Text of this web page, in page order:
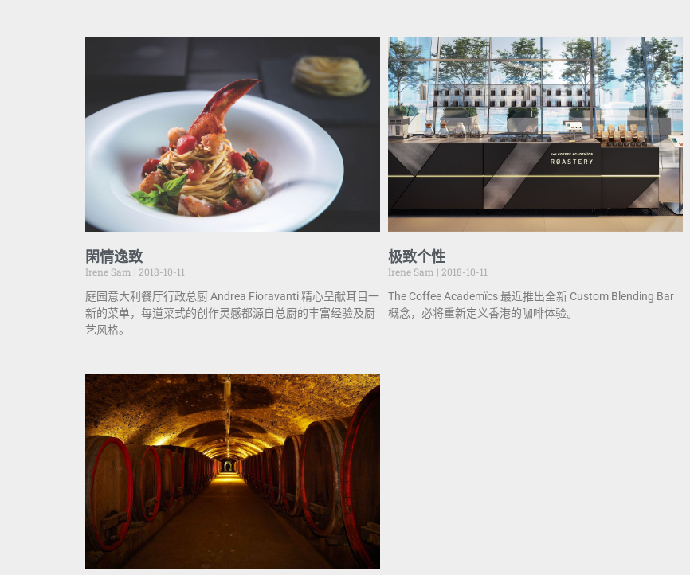
閑情逸致
Irene Sam
2018-10-11
庭园意大利餐厅行政总厨 Andrea Fioravanti 精心呈献耳目一
新的菜单，每道菜式的创作灵感都源自总厨的丰富经验及厨
艺风格。
极致个性
Irene Sam
2018-10-11
The Coffee Academïcs 最近推出全新 Custom Blending Bar
概念，必将重新定义香港的咖啡体验。